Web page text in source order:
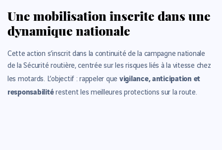
Une mobilisation inscrite dans une
dynamique nationale
Cette action s’inscrit dans la continuité de la campagne nationale
de la Sécurité routière, centrée sur les risques liés à la vitesse chez
les motards. L’objectif : rappeler que vigilance, anticipation et
responsabilitérestent les meilleures protections sur la route.